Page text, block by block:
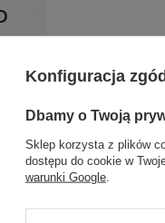
Konfiguracja
Dbamy o Twoją
Sklep korzysta z plików
dostępu do cookie w
warunki Google